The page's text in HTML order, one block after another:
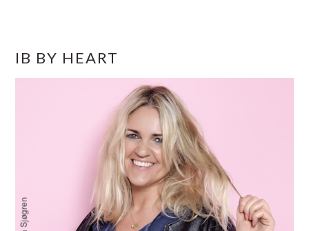
SIDEBAR
IB BY HEART